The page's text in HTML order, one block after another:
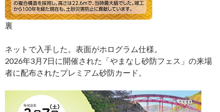
裏
ネットで入手した。表面がホログラム仕様。
2026年3月7日に開催された「やまなし砂防フェス」の来場
者に配布されたプレミアム砂防カード。